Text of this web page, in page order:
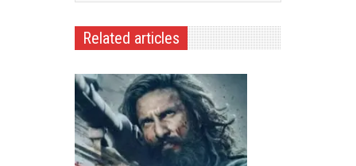
Related articles